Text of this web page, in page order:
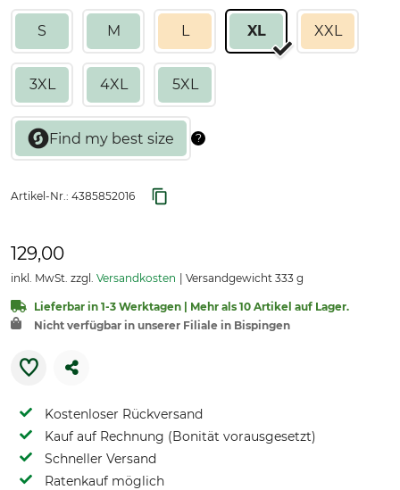
S M L XL XXL
3XL 4XL 5XL
Artikel-Nr.: 4385852016
129,00
inkl. MwSt. zzgl. Versandkosten Versandgewicht 333 g
Lieferbar in 1-3 Werktagen | Mehr als 10 Artikel auf Lager.
Nicht verfügbar in unserer Filiale in Bispingen
Kostenloser Rückversand
Kauf auf Rechnung (Bonität vorausgesetzt)
Schneller Versand
Ratenkauf möglich